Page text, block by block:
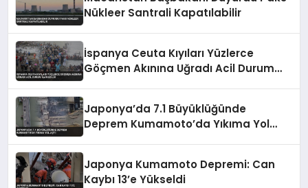
Nükleer Santrali Kapatılabilir
İspanya Ceuta Kıyıları Yüzlerce
Göçmen Akınına Uğradı Acil Durum
Japonya’da 7.1 Büyüklüğünde
Deprem Kumamoto’da Yıkıma Yol
Japonya Kumamoto Depremi: Can
Kaybı 13’e Yükseldi